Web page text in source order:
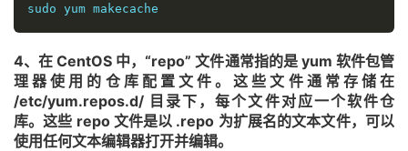
sudo yum makecache
4、在 CentOS 中，“repo” 文件通常指的是 yum 软件包管
理器使用的仓库配置文件。这些文件通常存储在
/etc/yum.repos.d/ 目录下，每个文件对应一个软件仓
库。这些 repo 文件是以 .repo 为扩展名的文本文件，可以
使用任何文本编辑器打开并编辑。